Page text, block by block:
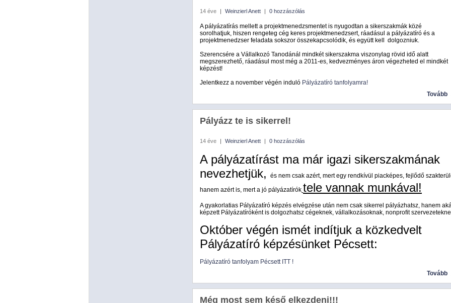
14 éve | Weinzierl Anett | 0 hozzászólás
A pályázatírás mellett a projektmenedzsmentet is nyugodtan a sikerszakmák közé
sorolhatjuk, hiszen rengeteg cég keres projektmenedzsert, ráadásul a pályázatíró és a
projektmenedzser feladata sokszor összekapcsolódik, és együtt kell dolgozniuk.
Szerencsére a Vállalkozó Tanodánál mindkét sikerszakma viszonylag rövid idő alatt
megszerezhető, ráadásul most még a 2011-es, kedvezményes áron végezheted el mindkét
képzést!
Jelentkezz a november végén induló Pályázatíró tanfolyamra!
Tovább
Pályázz te is sikerrel!
14 éve | Weinzierl Anett | 0 hozzászólás
A pályázatírást ma már igazi sikerszakmának
nevezhetjük,
és nem csak azért, mert egy rendkívül piacképes, fejlődő
hanem azért is, mert a jó pályázatírók tele vannak munkával!
A gyakorlatias Pályázatíró képzés elvégzése után nem csak sikerrel pályázhatsz, hanem
képzett Pályázatíróként is dolgozhatsz cégeknek, vállalkozásoknak, nonprofit
Október végén ismét indítjuk a közkedvelt
Pályázatíró képzésünket Pécsett:
Pályázatíró tanfolyam Pécsett ITT !
Tovább
Még most sem késő elkezdeni!!!